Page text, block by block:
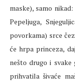
maske), samo
Pepeljuga,
povorkama) srce
će hrpa princeza,
nešto drugo i svake
prihvatila šivaće